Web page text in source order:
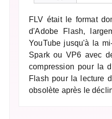
FLV était le format
d'Adobe Flash,
YouTube jusqu'à la
Spark ou VP6 avec
compression pour la
Flash pour la lecture
obsolète après le